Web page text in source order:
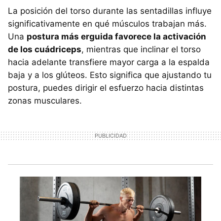
La posición del torso durante las sentadillas influye
significativamente en qué músculos trabajan más.
Una postura más erguida favorece la activación
de los cuádriceps, mientras que inclinar el torso
hacia adelante transfiere mayor carga a la espalda
baja y a los glúteos. Esto significa que ajustando tu
postura, puedes dirigir el esfuerzo hacia distintas
zonas musculares.